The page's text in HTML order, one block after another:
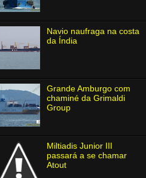
Navio naufraga na costa
da Índia
Grande Amburgo com
chaminé da Grimaldi
Group
Miltiadis Junior Ⅲ
passará a se chamar
Atout